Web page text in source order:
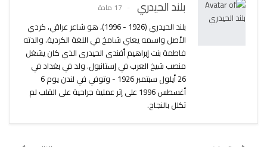
بلند الحيدري 17 مادة
بلند الحيدري (1926 - 1996)، هو شاعر عراقي، كردي
الأصل واسمه يعني شامخ في اللغة الكردية. والدته
فاطمة بنت إبراهيم أفندي الحيدري الذي كان يشغل
منصب شيخ العرب في إستانبول. ولد في بغداد في
26 أيلول سبتمبر 1926 - وتوفي في لندن يوم 6
أغسطس 1996 على إثر عملية جراحية على القلب لم
تكلل بالنجاح.